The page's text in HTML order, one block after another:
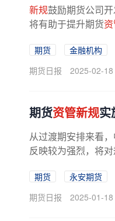
新规鼓励期货公司
将有助于提升期货
期货 金融机构
期货日报
2025-02-18
期货资管新规实
从过渡期安排来看
反映较为强烈，将
期货 永安期货
期货日报
2025-01-